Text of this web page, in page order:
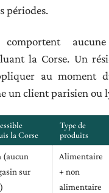
périodes.
la Corse. Un
au moment
un client parisien ou
la Corse
Type de
produits
(aucun
sur
Alimentaire
+ non
alimentaire